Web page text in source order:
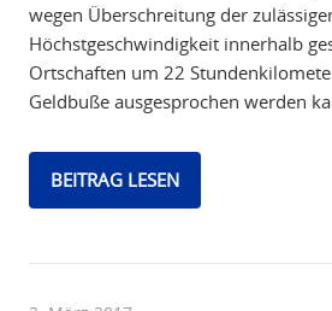
wegen Überschreitung der
Höchstgeschwindigkeit innerhalb
Ortschaften um 22
Geldbuße ausgesprochen werden
BEITRAG LESEN